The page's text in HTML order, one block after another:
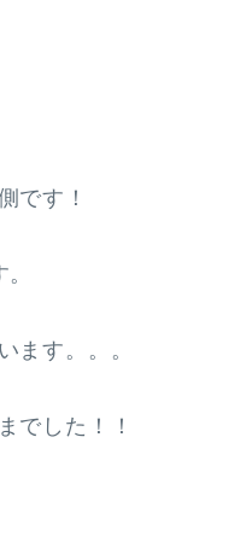
です！
ます。。。
でした！！